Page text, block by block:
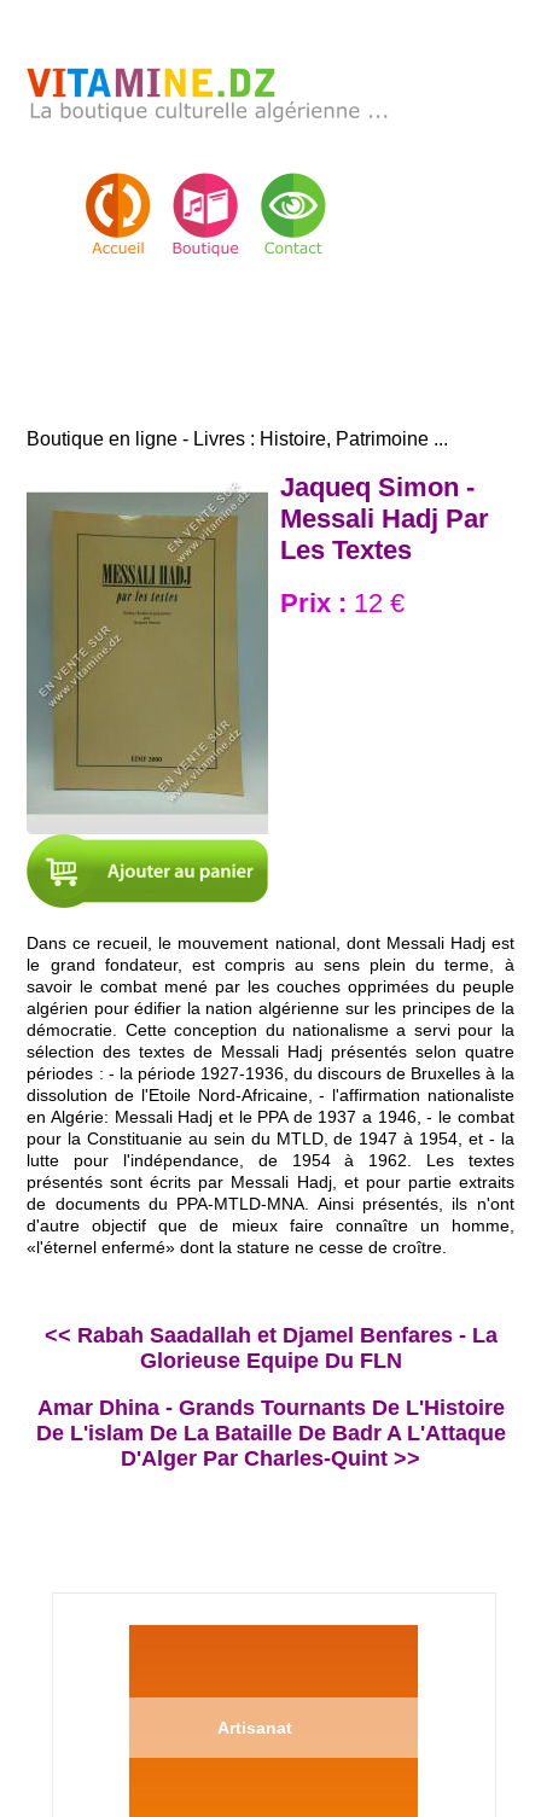
Boutique en ligne - Livres : Histoire, Patrimoine ...
Jaqueq Simon -
Messali Hadj Par
Les Textes
Prix : 12 €
Dans ce recueil, le mouvement national, dont Messali Hadj est
le grand fondateur, est compris au sens plein du terme, à
savoir le combat mené par les couches opprimées du peuple
algérien pour édifier la nation algérienne sur les principes de la
démocratie. Cette conception du nationalisme a servi pour la
sélection des textes de Messali Hadj présentés selon quatre
périodes : - la période 1927-1936, du discours de Bruxelles à la
dissolution de l'Etoile Nord-Africaine, - l'affirmation nationaliste
en Algérie: Messali Hadj et le PPA de 1937 a 1946, - le combat
pour la Constituanie au sein du MTLD, de 1947 à 1954, et - la
lutte pour l'indépendance, de 1954 à 1962. Les textes
présentés sont écrits par Messali Hadj, et pour partie extraits
de documents du PPA-MTLD-MNA. Ainsi présentés, ils n'ont
d'autre objectif que de mieux faire connaître un homme,
«l'éternel enfermé» dont la stature ne cesse de croître.
<< Rabah Saadallah et Djamel Benfares - La
Glorieuse Equipe Du FLN
Amar Dhina - Grands Tournants De L'Histoire
De L'islam De La Bataille De Badr A L'Attaque
D'Alger Par Charles-Quint >>
Artisanat